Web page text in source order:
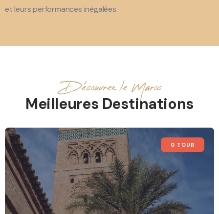
et leurs performances inégalées.
Découvrez le Maroc
Meilleures Destinations
0 TOUR